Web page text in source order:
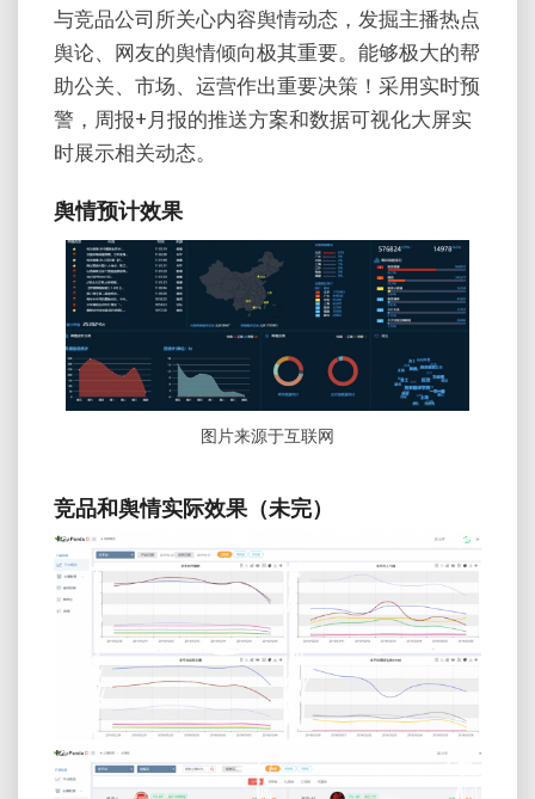
与竞品公司所关心内容舆情动态，发掘主播热点
舆论、网友的舆情倾向极其重要。能够极大的帮
助公关、市场、运营作出重要决策！采用实时预
警，周报+月报的推送方案和数据可视化大屏实
时展示相关动态。
舆情预计效果
图片来源于互联网
竞品和舆情实际效果（未完）